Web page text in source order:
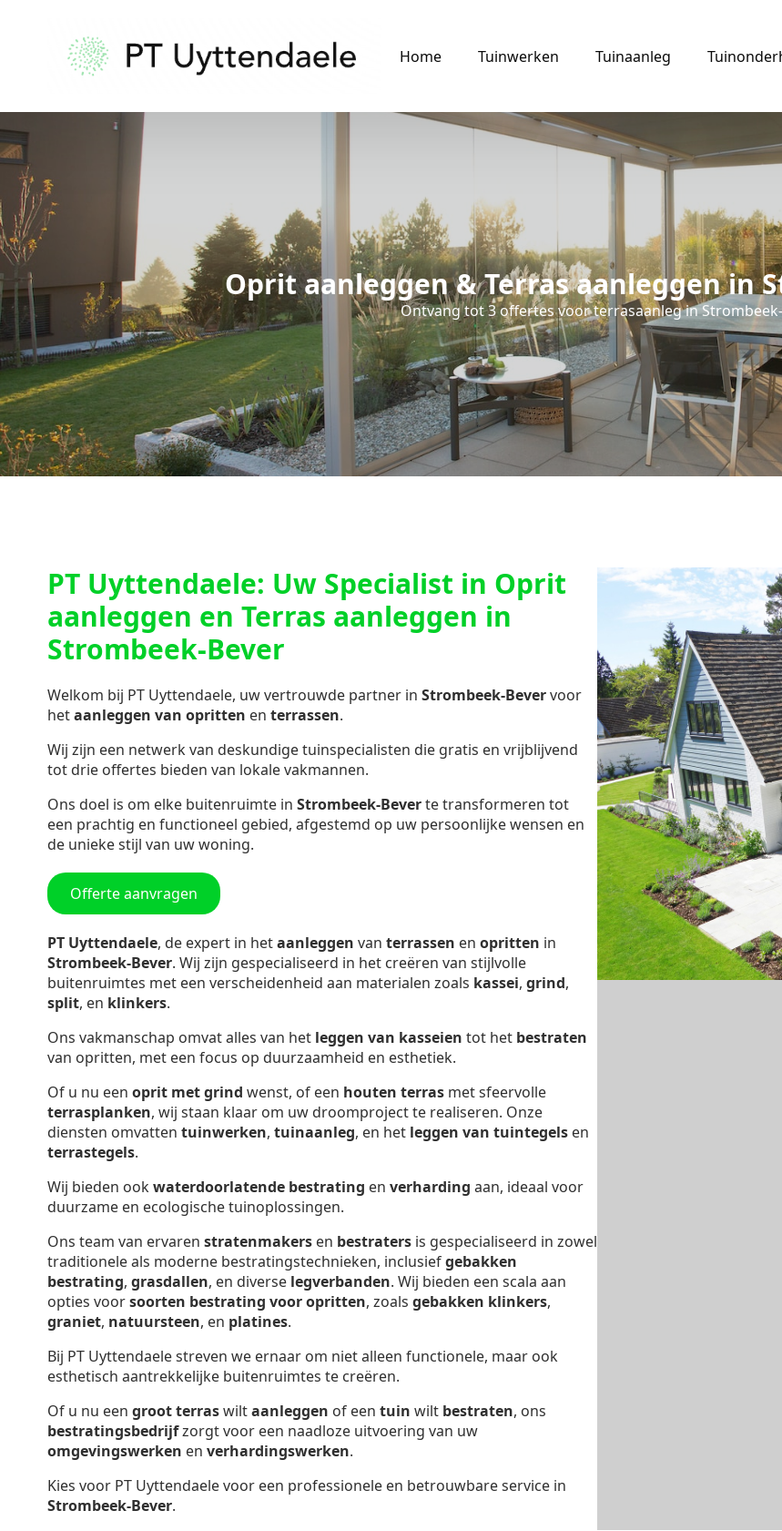
Home Tuinwerken Tuinaanleg
Oprit aanleggen & Terras aanleggen in
Ontvang tot 3 offertes voor terrasaanleg in
PT Uyttendaele: Uw Specialist in Oprit
aanleggen en Terras aanleggen in
Strombeek-Bever
Welkom bij PT Uyttendaele, uw vertrouwde partner in Strombeek-Bevervoor
hetaanleggen van opritten en terrassen.
Wij zijn een netwerk van deskundige tuinspecialisten die gratis en vrijblijvend
tot drie offertes bieden van lokale vakmannen.
Ons doel is om elke buitenruimte in Strombeek-Beverte transformeren tot
een prachtig en functioneel gebied, afgestemd op uw persoonlijke wensen en
de unieke stijl van uw woning.
Offerte aanvragen
PT Uyttendaele, de expert in hetaanleggen van terrassen en opritten in
Strombeek-Bever. Wij zijn gespecialiseerd in het creëren van stijlvolle
buitenruimtes met een verscheidenheid aan materialen zoals kassei, grind,
split, en klinkers.
Ons vakmanschap omvat alles van het leggen van kasseien tot het bestraten
van opritten, met een focus op duurzaamheid en esthetiek.
Of u nu een oprit met grind wenst, of een houten terras met sfeervolle
terrasplanken, wij staan klaar om uw droomproject te realiseren. Onze
diensten omvatten tuinwerken, tuinaanleg, en het leggen van tuintegels en
terrastegels.
Wij bieden ookwaterdoorlatende bestrating en verharding aan, ideaal voor
duurzame en ecologische tuinoplossingen.
Ons team van ervaren stratenmakers en bestraters is gespecialiseerd in zowel
traditionele als moderne bestratingstechnieken, inclusiefgebakken
bestrating, grasdallen, en diverse legverbanden. Wij bieden een scala aan
opties voorsoorten bestrating voor opritten, zoals gebakken klinkers,
graniet, natuursteen, en platines.
Bij PT Uyttendaele streven we ernaar om niet alleen functionele, maar ook
esthetisch aantrekkelijke buitenruimtes te creëren.
Of u nu een groot terraswiltaanleggen of een tuin wilt bestraten, ons
bestratingsbedrijfzorgt voor een naadloze uitvoering van uw
omgevingswerken en verhardingswerken.
Kies voor PT Uyttendaele voor een professionele en betrouwbare service in
Strombeek-Bever.